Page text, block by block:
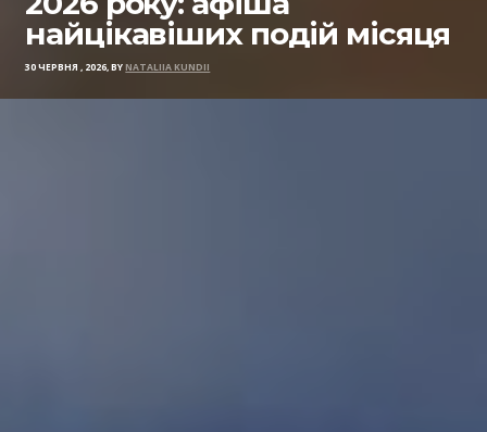
найцікавіших подій місяця
30 ЧЕРВНЯ , 2026, BY NATALIIA KUNDII